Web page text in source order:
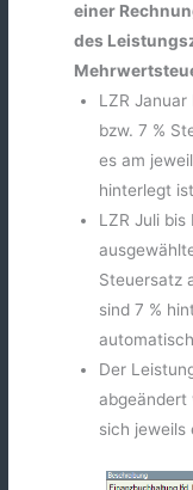
einer
des
LZR Januar
bzw. 7 %
es am
hinterlegt
LZR Juli
Steuersatz
sind 7 %
Der
abgeändert
sich jeweils